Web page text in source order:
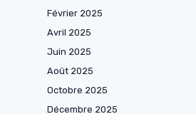
Février 2025
Avril 2025
Juin 2025
Août 2025
Octobre 2025
Décembre 2025